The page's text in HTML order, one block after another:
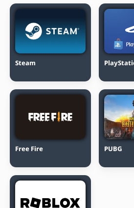
Steam
Free Fire PUBG